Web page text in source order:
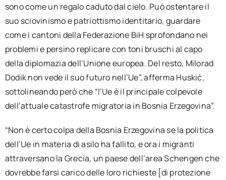
sono come un regalo caduto dal cielo. Può ostentare il
suo sciovinismo e patriottismo identitario, guardare
come i cantoni della Federazione BiH sprofondano nei
problemi e persino replicare con toni bruschi al capo
della diplomazia dell’Unione europea. Del resto, Milorad
Dodik non vede il suo futuro nell’Ue”, afferma Huskić,
sottolineando però che “l’Ue è il principale colpevole
dell’attuale catastrofe migratoria in Bosnia Erzegovina”.
“Non è certo colpa della Bosnia Erzegovina se la politica
dell’Ue in materia di asilo ha fallito, e ora i migranti
attraversano la Grecia, un paese dell’area Schengen che
dovrebbe farsi carico delle loro richieste [di protezione